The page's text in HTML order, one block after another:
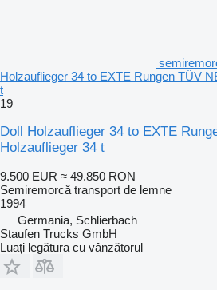
Holzauflieger 34 to EXTE Rungen TÜV
t
19
Doll Holzauflieger 34 to EXTE
Holzauflieger 34 t
9.500 EUR ≈ 49.850 RON
Semiremorcă transport de lemne
1994
Germania, Schlierbach
Staufen Trucks GmbH
Luați legătura cu vânzătorul